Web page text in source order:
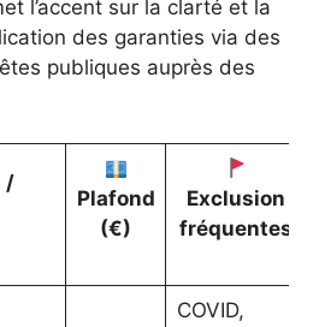
l’accent sur la clarté et la
des garanties via des
publiques auprès des
/
Plafond
(€)
Exclusion
fréquentes
COVID,